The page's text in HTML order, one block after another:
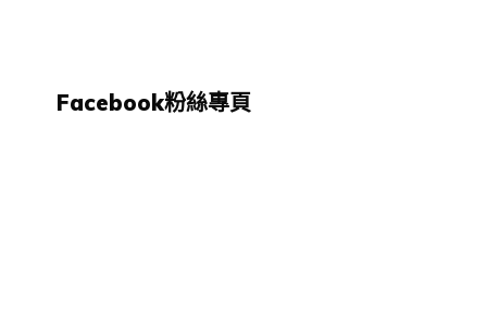
Facebook粉絲專頁